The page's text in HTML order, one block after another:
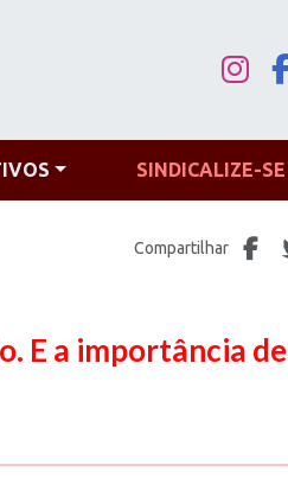
SINDICALIZE-SE
Compartilhar
E a importância de